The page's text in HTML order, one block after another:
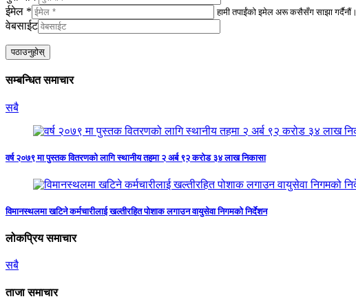
ईमेल *
हामी तपाईंको इमेल अरू कसैसँग साझा गर्दैनौं।
वेबसाईट
सम्बन्धित समाचार
सबै
वर्ष २०७९ मा पुस्तक वितरणको लागि स्थानीय तहमा २ अर्ब ९२ करोड ३४ लाख निकासा
विमानस्थलमा खटिने कर्मचारीलाई खल्तीरहित पोशाक लगाउन वायुसेवा निगमको निर्देशन
लोकप्रिय समाचार
सबै
ताजा समाचार